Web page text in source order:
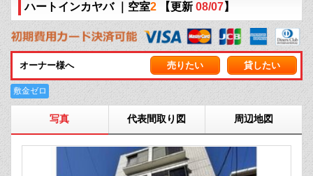
ハートインカヤバ ｜空室2 【更新 08/07】
オーナー様へ 売りたい 貸したい
敷金ゼロ
写真 代表間取り図 周辺地図